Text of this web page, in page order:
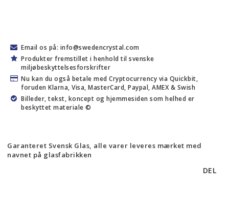
Email os på: info@swedencrystal.com
Produkter fremstillet i henhold til svenske
miljøbeskyttelsesforskrifter
Nu kan du også betale med Cryptocurrency via Quickbit,
foruden Klarna, Visa, MasterCard, Paypal, AMEX & Swish
Billeder, tekst, koncept og hjemmesiden som helhed er
beskyttet materiale ©
Garanteret Svensk Glas, alle varer leveres mærket med
navnet på glasfabrikken
DEL